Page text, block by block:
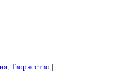
Творчество |